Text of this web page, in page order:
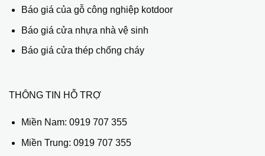
Báo giá của gỗ công nghiệp kotdoor
Báo giá cửa nhựa nhà vệ sinh
Báo giá cửa thép chống cháy
THÔNG TIN HỖ TRỢ
Miền Nam: 0919 707 355
Miền Trung: 0919 707 355